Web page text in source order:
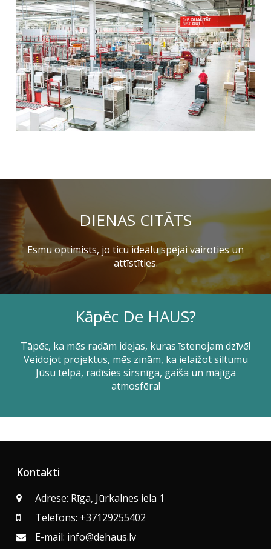
DIENAS CITĀTS
Esmu optimists, jo ticu ideālu spējai vairoties un
attīstīties.
Kāpēc De HAUS?
Tāpēc, ka mēs radām idejas, kuras īstenojam dzīvē!
Veidojot projektus, mēs zinām, ka ielaižot siltumu
Jūsu telpā, radīsies sirsnīga, gaiša un mājīga
atmosfēra!
Kontakti
Adrese: Rīga, Jūrkalnes iela 1
Telefons: +37129255402
E-mail: info@dehaus.lv